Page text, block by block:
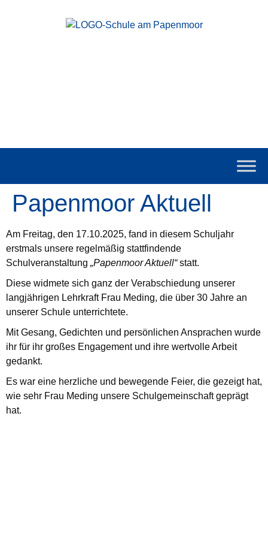
Papenmoor Aktuell
Am Freitag, den 17.10.2025, fand in diesem Schuljahr
erstmals unsere regelmäßig stattfindende
Schulveranstaltung „Papenmoor Aktuell“statt.
Diese widmete sich ganz der Verabschiedung unserer
langjährigen Lehrkraft Frau Meding, die über 30 Jahre an
unserer Schule unterrichtete.
Mit Gesang, Gedichten und persönlichen Ansprachen wurde
ihr für ihr großes Engagement und ihre wertvolle Arbeit
gedankt.
Es war eine herzliche und bewegende Feier, die gezeigt hat,
wie sehr Frau Meding unsere Schulgemeinschaft geprägt
hat.